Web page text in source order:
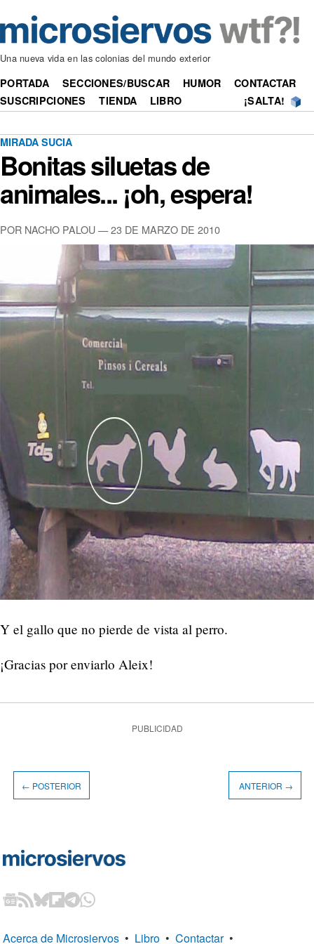
Una nueva vida en las colonias del mundo exterior
PORTADA SECCIONES/BUSCAR HUMOR
CONTACTAR
SUSCRIPCIONES
TIENDA LIBRO ¡SALTA!
MIRADA SUCIA
Bonitas siluetas de
animales... ¡oh, espera!
POR NACHO PALOU —23 DE MARZO DE 2010
Y el gallo que no pierde de vista al perro.
¡Gracias por enviarlo Aleix!
PUBLICIDAD
← POSTERIOR ANTERIOR →
Acerca de Microsiervos • Libro • Contactar •